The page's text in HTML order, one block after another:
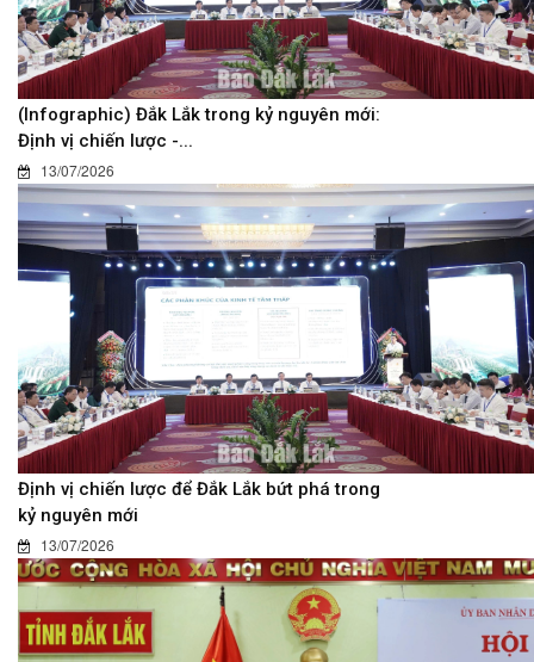
(Infographic) Đắk Lắk trong kỷ nguyên mới:
Định vị chiến lược -...
13/07/2026
Định vị chiến lược để Đắk Lắk bứt phá trong
kỷ nguyên mới
13/07/2026